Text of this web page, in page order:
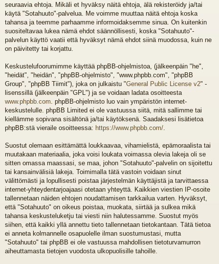
ee
t
seuraavia ehtoja. Mikäli et hyväksy näitä ehtoja, älä rekisteröidy ja/tai
käytä "Sotahuuto"-palvelua. Me voimme muuttaa näitä ehtoja koska
tahansa ja teemme parhaamme informoidaksemme sinua. On kuitenkin
suositeltavaa lukea nämä ehdot säännöllisesti, koska "Sotahuuto"-
palvelun käyttö vaatii että hyväksyt nämä ehdot siinä muodossa, kuin ne
on päivitetty tai korjattu.
Keskustelufoorumimme käyttää phpBB-ohjelmistoa, (jälkeenpäin "he",
"heidät", "heidän", "phpBB-ohjelmisto", "www.phpbb.com", "phpBB
Group", "phpBB Tiimit"), joka on julkaistu "General Public License v2" -
lisenssillä (jälkeenpäin "GPL") ja se voidaan ladata osoitteesta
www.phpbb.com . phpBB-ohjelmisto luo vain ympäristön internet-
keskustelulle. phpBB Limited ei ole vastuussa siitä, mitä sallimme tai
kiellämme sopivana sisältönä ja/tai käytöksenä. Saadaksesi lisätietoa
phpBB:stä vieraile osoitteessa: https://www.phpbb.com/
Suostut olemaan esittämättä loukkaavaa, vihamielistä, epämoraalista tai
muutakaan materiaalia, joka voisi loukata voimassa olevia lakeja oli se
sitten omassa maassasi, se maa, johon "Sotahuuto"-palvelin on sijoitettu
tai kansainvälisiä lakeja. Toimimalla tätä vastoin voidaan sinut
välittömästi ja lopullisesti poistaa järjestelmän käyttäjistä ja tarvittaessa
internet-yhteydentarjoajaasi otetaan yhteyttä. Kaikkien viestien IP-osoite
tallennetaan näiden ehtojen noudattamisen tarkkailua varten. Hyväksyt,
että "Sotahuuto" on oikeus poistaa, muokata, siirtää ja sulkea mikä
tahansa keskusteluketju tai viesti niin halutessamme. Suostut myös
siihen, että kaikki yllä annettu tieto tallennetaan tietokantaan. Tätä tietoa
ei anneta kolmannelle osapuolelle ilman suostumustasi, mutta
"Sotahuuto" tai phpBB ei ole vastuussa mahdollisen tietoturvamurron
aiheuttamasta tietojen vuodosta ulkopuolisille tahoille.